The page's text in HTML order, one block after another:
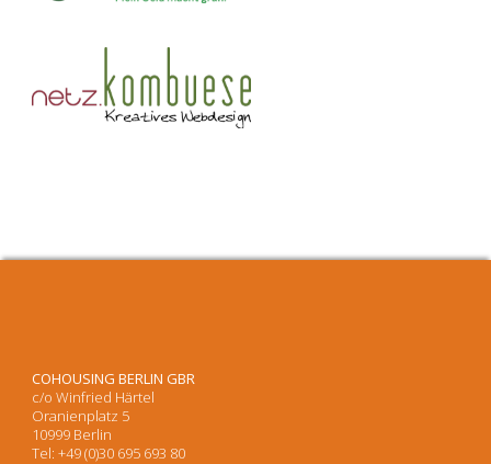
COHOUSING BERLIN GBR
c/o Winfried Härtel
Oranienplatz 5
10999 Berlin
Tel: +49 (0)30 695 693 80